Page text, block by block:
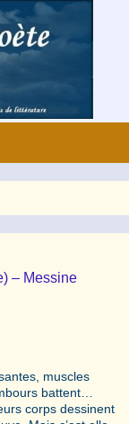
– Messine
muscles
battent…
corps dessinent